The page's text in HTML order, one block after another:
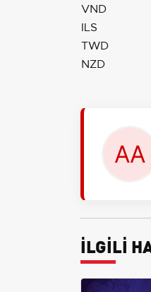
VND
ILS
TWD
NZD
İLGİLİ